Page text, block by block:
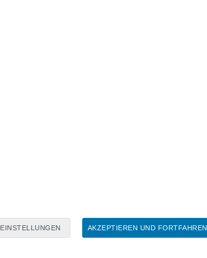
AKZEPTIEREN UND FORTFAHREN
EINSTELLUNGEN
Nützliche Informationen über Torgon